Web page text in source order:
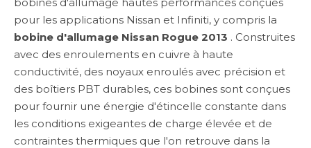
pour les applications Nissan et Infiniti, y compris la
bobine d'allumage Nissan Rogue 2013 . Construites
avec des enroulements en cuivre à haute
conductivité, des noyaux enroulés avec précision et
des boîtiers PBT durables, ces bobines sont conçues
pour fournir une énergie d'étincelle constante dans
les conditions exigeantes de charge élevée et de
contraintes thermiques que l'on retrouve dans la